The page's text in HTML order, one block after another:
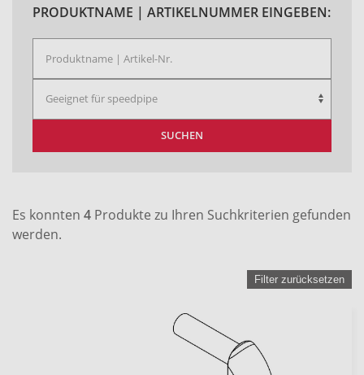
PRODUKTNAME | ARTIKELNUMMER EINGEBEN:
SUCHEN
Es konnten 4 Produkte zu Ihren Suchkriterien gefunden
werden.
Filter zurücksetzen